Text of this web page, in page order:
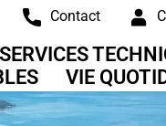
Contact
SERVICES
VIE